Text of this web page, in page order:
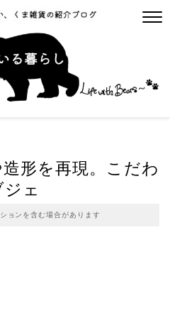
形を再現。こだわ
ェ
ョンを含む場合があります